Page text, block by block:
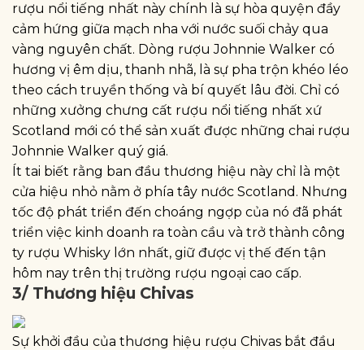
rượu nổi tiếng nhất này chính là sự hòa quyện đầy
cảm hứng giữa mạch nha với nước suối chảy qua
vàng nguyên chất. Dòng rượu Johnnie Walker có
hương vị êm dịu, thanh nhã, là sự pha trộn khéo léo
theo cách truyền thống và bí quyết lâu đời. Chỉ có
những xưởng chưng cất rượu nổi tiếng nhất xứ
Scotland mới có thể sản xuất được những chai rượu
Johnnie Walker quý giá.
Ít tai biết rằng ban đầu thương hiệu này chỉ là một
cửa hiệu nhỏ nằm ở phía tây nước Scotland. Nhưng
tốc độ phát triển đến choáng ngợp của nó đã phát
triển việc kinh doanh ra toàn cầu và trở thành công
ty rượu Whisky lớn nhất, giữ được vị thế đến tận
hôm nay trên thị trường rượu ngoại cao cấp.
3/ Thương hiệu Chivas
Sự khởi đầu của thương hiệu rượu Chivas bắt đầu